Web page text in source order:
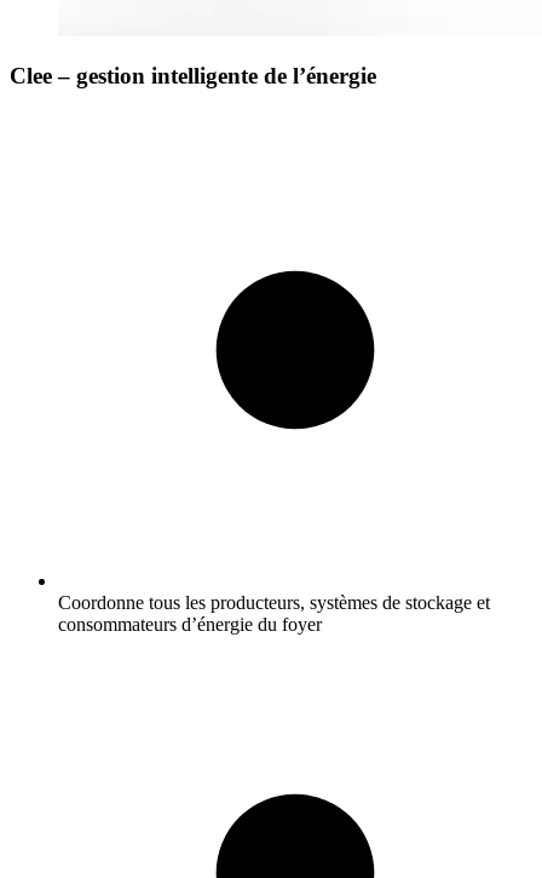
Clee – gestion intelligente de l’énergie
Coordonne tous les producteurs, systèmes de stockage et
consommateurs d’énergie du foyer